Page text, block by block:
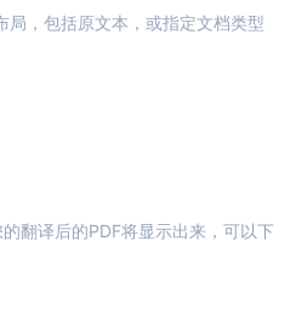
局，包括原文本，或指定文档类型
翻译后的PDF将显示出来，可以下